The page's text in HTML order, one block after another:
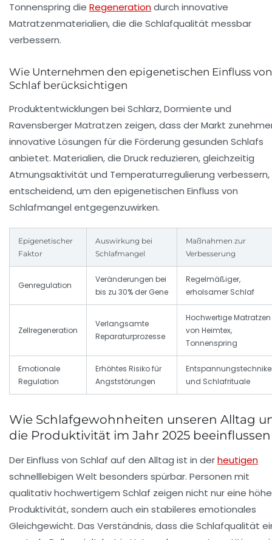
Tonnenspring die Regenerationdurch innovative
Matratzenmaterialien, die die Schlafqualität messbar
verbessern.
Wie Unternehmen den epigenetischen Einfluss von
Schlaf berücksichtigen
Produktentwicklungen bei Schlarz, Dormiente und
Ravensberger Matratzen zeigen, dass der Markt
innovative Lösungen für die Förderung gesunden Schlafs
anbietet. Materialien, die Druck reduzieren, gleichzeitig
Atmungsaktivität und Temperaturregulierung verbessern,
entscheidend, um den epigenetischen Einfluss von
Schlafmangel entgegenzuwirken.
Epigenetischer
Faktor
Auswirkung bei
Schlafmangel
Maßnahmen zur
Verbesserung
Genregulation
Veränderungen bei
bis zu 30% der Gene
Regelmäßiger,
erholsamer Schlaf
Zellregeneration
Verlangsamte
Reparaturprozesse
Hochwertige Matratzen
von Heimtex,
Tonnenspring
Emotionale
Regulation
Erhöhtes Risiko für
Angststörungen
und Schlafrituale
Wie Schlafgewohnheiten unseren Alltag
die Produktivität im Jahr 2025 beeinflussen
Der Einfluss von Schlaf auf den Alltag ist in derheutigen
schnelllebigen Welt besonders spürbar. Personen mit
qualitativ hochwertigem Schlaf zeigen nicht nur eine
Produktivität, sondern auch ein stabileres emotionales
Gleichgewicht. Das Verständnis, dass die Schlafqualität